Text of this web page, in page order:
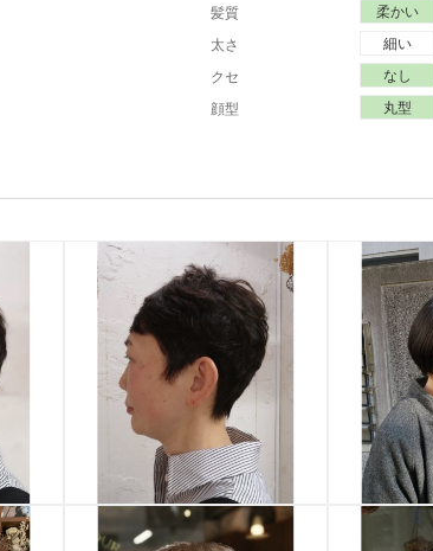
髪質
柔かい
太さ
細い
クセ
なし
顔型
丸型